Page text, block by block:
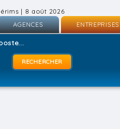
| 8 août 2026
AGENCES
Inscription
Connexion
ENTREPRISES